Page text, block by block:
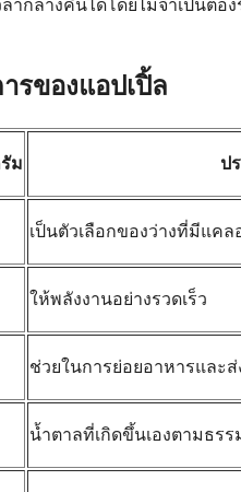
ากลางคืนได้โดยไม่จำเป็นต้อ
รของแอปเปิ้ล
ม ป
เป็นตัวเลือกของว่างที่มีแคล
ให้พลังงานอย่างรวดเร็ว
ช่วยในการย่อยอาหารและ
น้ำตาลที่เกิดขึ้นเองตามธร